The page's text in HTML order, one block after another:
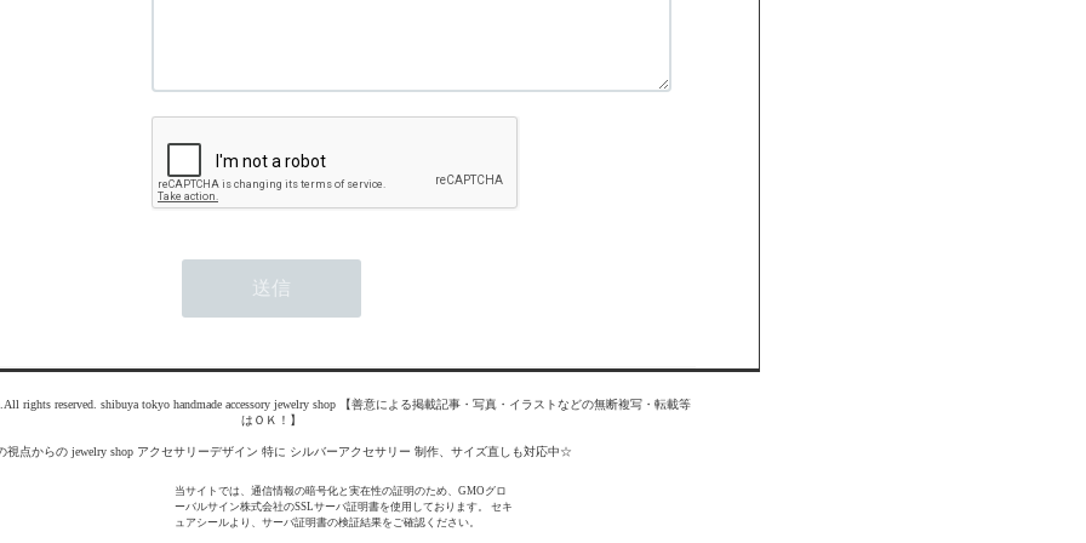
rights reserved. shibuya tokyo handmade accessory jewelry shop 【善意による掲載記事・写真・イラストなどの無断複写・転載等
はＯＫ！】
視点からの jewelry shop アクセサリーデザイン 特に シルバーアクセサリー 制作、サイズ直しも対応中☆
当サイトでは、通信情報の暗号化と実在性の証明のため、GMOグロ
ーバルサイン株式会社のSSLサーバ証明書を使用しております。 セキ
ュアシールより、サーバ証明書の検証結果をご確認ください。